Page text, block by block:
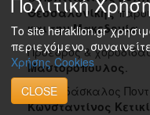
Θεσσαλονίκης
και την Μακεδονία.
Πρόεδρος &
Μαστορόπουλος
Χοροδιδάσκαλος
Κωνσταντίνος
Το site heraklion.gr
περιεχόμενο,
Χρήσης Cookies
CLOSE